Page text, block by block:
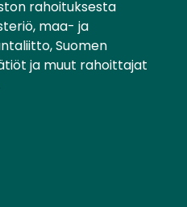
rahoituksesta
maa- ja
Suomen
ja muut rahoittajat